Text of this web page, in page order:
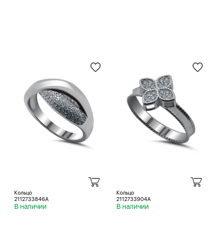
Кольцо
2112733846A
В наличии
Кольцо
2112733904A
В наличии